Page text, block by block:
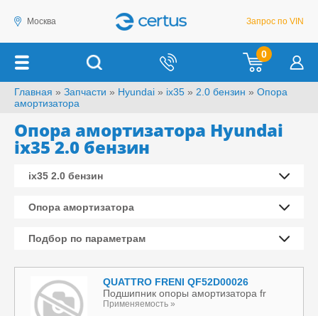
Москва Запрос по VIN
0
Главная » Запчасти » Hyundai » ix35 » 2.0 бензин » Опора
амортизатора
Опора амортизатора Hyundai
ix35 2.0 бензин
ix35 2.0 бензин
Опора амортизатора
Подбор по параметрам
QUATTRO FRENI QF52D00026
Подшипник опоры амортизатора fr
Применяемость »